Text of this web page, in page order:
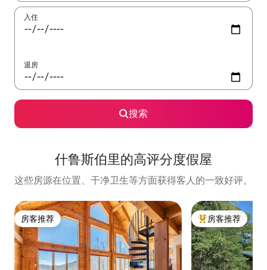
入住
退房
搜索
什鲁斯伯里的高评分度假屋
这些房源在位置、干净卫生等方面获得客人的一致好评。
房客推荐
房客推荐 热门「房客推荐」
房客推荐